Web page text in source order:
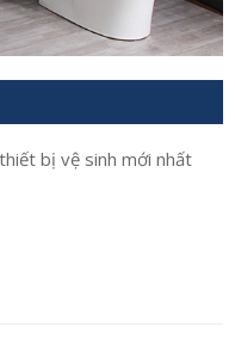
bị vệ sinh mới nhất